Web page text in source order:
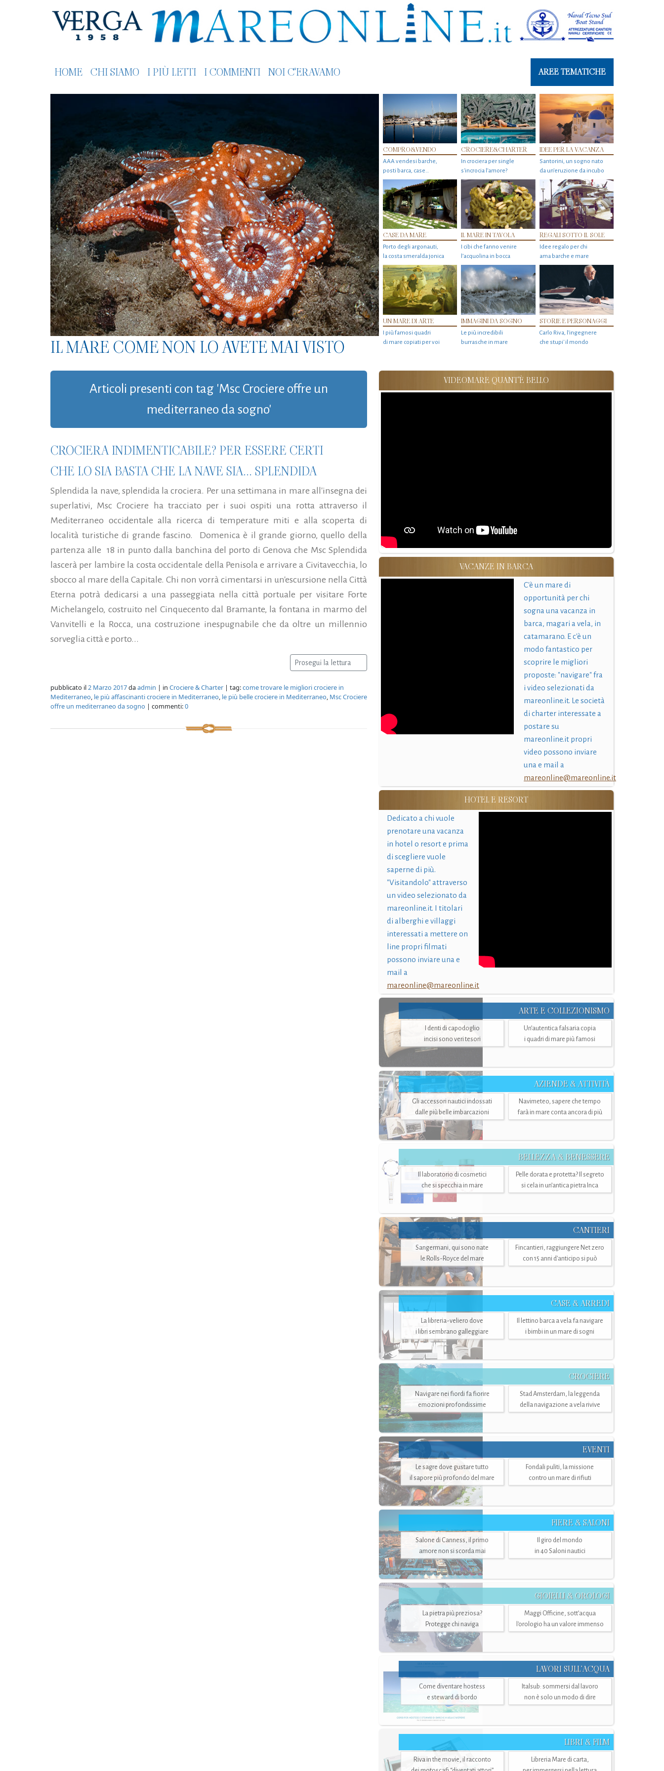
HOME CHI SIAMO I PIÙ LETTI I COMMENTI NOI C'ERAVAMO AREE TEMATICHE
IL MARE COME NON LO AVETE MAI VISTO
COMPRO&VENDO
AAA vendesi barche,
posti barca, case…
CROCIERE&CHARTER
In crociera per single
s'incrocia l’amore?
IDEE PER LA VACANZA
Santorini, un sogno nato
da un’eruzione da incubo
CASE DA MARE
Porto degli argonauti,
la costa smeralda jonica
IL MARE IN TAVOLA
I cibi che fanno venire
l’acquolina in bocca
REGALI SOTTO IL SOLE
Idee regalo per chi
ama barche e mare
UN MARE DI ARTE
I più famosi quadri
di mare copiati per voi
IMMAGINI DA SOGNO
Le più incredibili
burrasche in mare
STORIE E PERSONAGGI
Carlo Riva, l’ingegnere
che stupi' il mondo
Articoli presenti con tag 'Msc Crociere offre un
mediterraneo da sogno'
CROCIERA INDIMENTICABILE? PER ESSERE CERTI
CHE LO SIA BASTA CHE LA NAVE SIA... SPLENDIDA
Splendida la nave, splendida la crociera. Per una settimana in mare all'insegna dei
superlativi, Msc Crociere ha tracciato per i suoi ospiti una rotta attraverso il
Mediterraneo occidentale alla ricerca di temperature miti e alla scoperta di
località turistiche di grande fascino. Domenica è il grande giorno, quello della
partenza alle 18 in punto dalla banchina del porto di Genova che Msc Splendida
lascerà per lambire la costa occidentale della Penisola e arrivare a Civitavecchia, lo
sbocco al mare della Capitale. Chi non vorrà cimentarsi in un'escursione nella Città
Eterna potrà dedicarsi a una passeggiata nella città portuale per visitare Forte
Michelangelo, costruito nel Cinquecento dal Bramante, la fontana in marmo del
Vanvitelli e la Rocca, una costruzione inespugnabile che da oltre un millennio
sorveglia città e porto...
Prosegui la lettura
pubblicato il2 Marzo 2017daadmin | in Crociere & Charter | tag:come trovare le migliori crociere in
Mediterraneo, le più affascinanti crociere in Mediterraneo, le più belle crociere in Mediterraneo, Msc Crociere
offre un mediterraneo da sogno | commenti:0
VIDEOMARE QUANT'È BELLO
VACANZE IN BARCA
C'è un mare di
opportunità per chi
sogna una vacanza in
barca, magari a vela, in
catamarano. E c'è un
modo fantastico per
scoprire le migliori
proposte: "navigare" fra
i video selezionati da
mareonline.it. Le società
di charter interessate a
postare su
mareonline.it propri
video possono inviare
una e mail a
mareonline@mareonline.it
HOTEL E RESORT
Dedicato a chi vuole
prenotare una vacanza
in hotel o resort e prima
di scegliere vuole
saperne di più.
"Visitandolo" attraverso
un video selezionato da
mareonline.it. I titolari
di alberghi e villaggi
interessati a mettere on
line propri filmati
possono inviare una e
mail a
mareonline@mareonline.it
ARTE E COLLEZIONISMO
I denti di capodoglio
incisi sono veri tesori
Un’autentica falsaria copia
i quadri di mare più famosi
AZIENDE & ATTIVITÀ
Gli accessori nautici indossati
dalle più belle imbarcazioni
Navimeteo, sapere che tempo
farà in mare conta ancora di più
BELLEZZA & BENESSERE
Il laboratorio di cosmetici
che si specchia in mare
Pelle dorata e protetta? Il segreto
si cela in un’antica pietra Inca
CANTIERI
Sangermani, qui sono nate
le Rolls-Royce del mare
Fincantieri, raggiungere Net zero
con 15 anni d'anticipo si può
CASE & ARREDI
La libreria-veliero dove
i libri sembrano galleggiare
Il lettino barca a vela fa navigare
i bimbi in un mare di sogni
CROCIERE
Navigare nei fiordi fa fiorire
emozioni profondissime
Stad Amsterdam, la leggenda
della navigazione a vela rivive
EVENTI
Le sagre dove gustare tutto
il sapore più profondo del mare
Fondali puliti, la missione
contro un mare di rifiuti
FIERE & SALONI
Salone di Canness, il primo
amore non si scorda mai
Il giro del mondo
in 40 Saloni nautici
GIOIELLI & OROLOGI
La pietra più preziosa?
Protegge chi naviga
Maggi Officine, sott’acqua
l'orologio ha un valore immenso
LAVORI SULL’ACQUA
Come diventare hostess
e steward di bordo
Italsub: sommersi dal lavoro
non è solo un modo di dire
LIBRI & FILM
Riva in the movie, il racconto
Libreria Mare di carta,